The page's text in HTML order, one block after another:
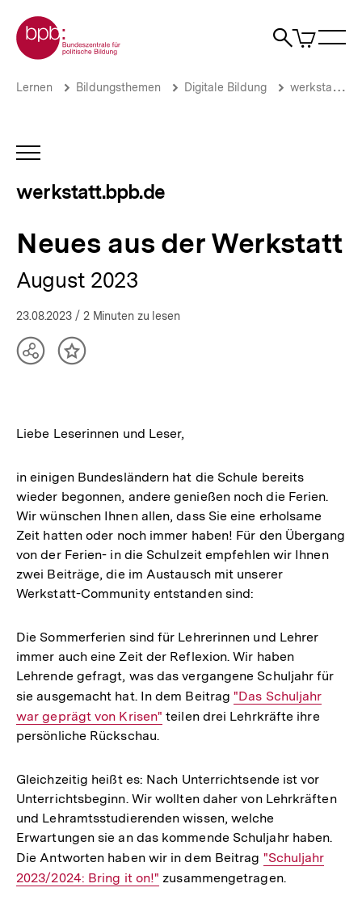
zum
Seiteninhalt
springen
Zur Startseite der bpb
Suche
Artikel
im
Neues
werkstatt.bpb.de
bpb.de
Brotkrümelnavigation
Pfadnavigation
Lernen Bildungsthemen Digitale Bildung werkstatt.bpb.de
INHALTSNAVIGATION
werkstatt.bpb.de
Neues aus der Werkstatt
August 2023
23.08.2023 / 2 Minuten zu lesen
TeilenInhalt
Liebe Leserinnen und Leser,
in einigen Bundesländern hat die Schule bereits
wieder begonnen, andere genießen noch die Ferien.
Wir wünschen Ihnen allen, dass Sie eine erholsame
Zeit hatten oder noch immer haben! Für den Übergang
von der Ferien- in die Schulzeit empfehlen wir Ihnen
zwei Beiträge, die im Austausch mit unserer
Werkstatt-Community entstanden sind:
Die Sommerferien sind für Lehrerinnen und Lehrer
immer auch eine Zeit der Reflexion. Wir haben
Lehrende gefragt, was das vergangene Schuljahr für
sie ausgemacht hat. In dem BeitragInterner
Link:
"Das Schuljahr
war geprägt von Krisen" teilen drei Lehrkräfte ihre
persönliche Rückschau.
Gleichzeitig heißt es: Nach Unterrichtsende ist vor
Unterrichtsbeginn. Wir wollten daher von Lehrkräften
und Lehramtsstudierenden wissen, welche
Erwartungen sie an das kommende Schuljahr haben.
Die Antworten haben wir in dem Beitrag Interner
Link:
"Schuljahr
2023/2024: Bring it on!" zusammengetragen.